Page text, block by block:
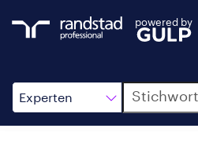
powered by
Experten
Suche